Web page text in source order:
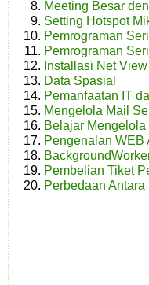
Meeting Besar
Setting Hotspot
Pemrograman
Pemrograman
Installasi Net
Data Spasial
Pemanfaatan IT
Mengelola Mail
Belajar
Pengenalan WEB
Pembelian Tiket
Perbedaan